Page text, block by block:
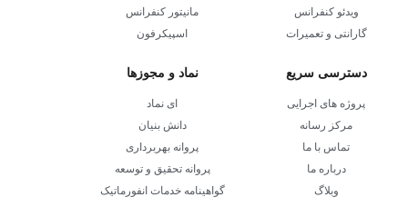
ویدئو کنفرانس
گارانتی و تعمیرات
مانیتور کنفرانس
اسپیکرفون
دسترسی سریع
پروژه های اجرایی
مرکز رسانه
تماس با ما
درباره ما
وبلاگ
نماد و مجوزها
ای نماد
دانش بنیان
پروانه بهربرداری
پروانه تحقیق و توسعه
گواهینامه خدمات انفورماتیک